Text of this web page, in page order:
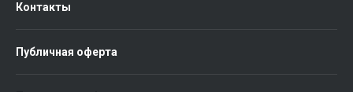
Контакты
Публичная оферта